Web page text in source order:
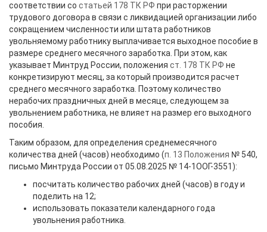
соответствии со статьей 178 ТК РФ при расторжении
трудового договора в связи с ликвидацией организации либо
сокращением численности или штата работников
увольняемому работнику выплачивается выходное пособие в
размере среднего месячного заработка. При этом, как
указывает Минтруд России, положения ст. 178 ТК РФ не
конкретизируют месяц, за который производится расчет
среднего месячного заработка. Поэтому количество
нерабочих праздничных дней в месяце, следующем за
увольнением работника, не влияет на размер его выходного
пособия.
Таким образом, для определения среднемесячного
количества дней (часов) необходимо (п. 13 Положения № 540,
письмо Минтруда России от 05.08.2025 № 14-1ООГ-3551):
посчитать количество рабочих дней (часов) в году и
поделить на 12;
использовать показатели календарного года
увольнения работника.